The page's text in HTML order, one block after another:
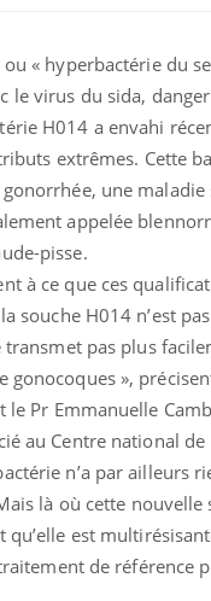
« hyperbactérie du
le virus du sida,
H014 a envahi
extrêmes. Cette
une
appelée
pisse.
à ce que ces
souche H014 n’est
pas plus
gonocoques »,
le Pr Emmanuelle
au Centre national de
n’a par ailleurs
là où cette nouvelle
qu’elle est
de référence